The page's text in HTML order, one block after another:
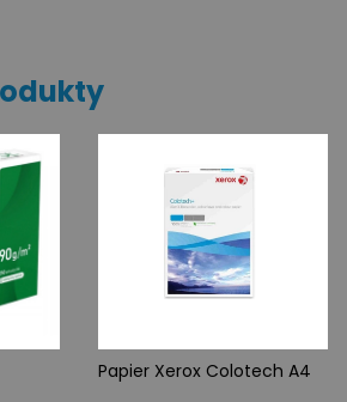
Papier Xerox Colotech A4